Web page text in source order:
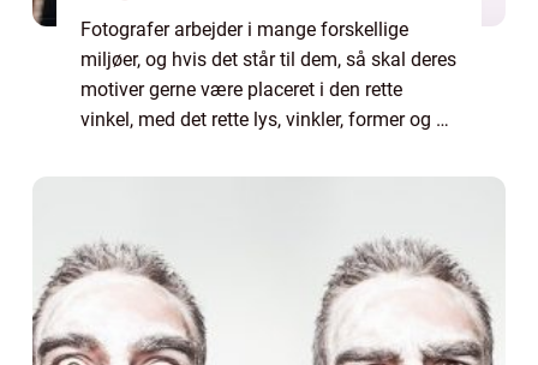
Fotografer arbejder i mange forskellige
miljøer, og hvis det står til dem, så skal deres
motiver gerne være placeret i den rette
vinkel, med det rette lys, vinkler, former og så